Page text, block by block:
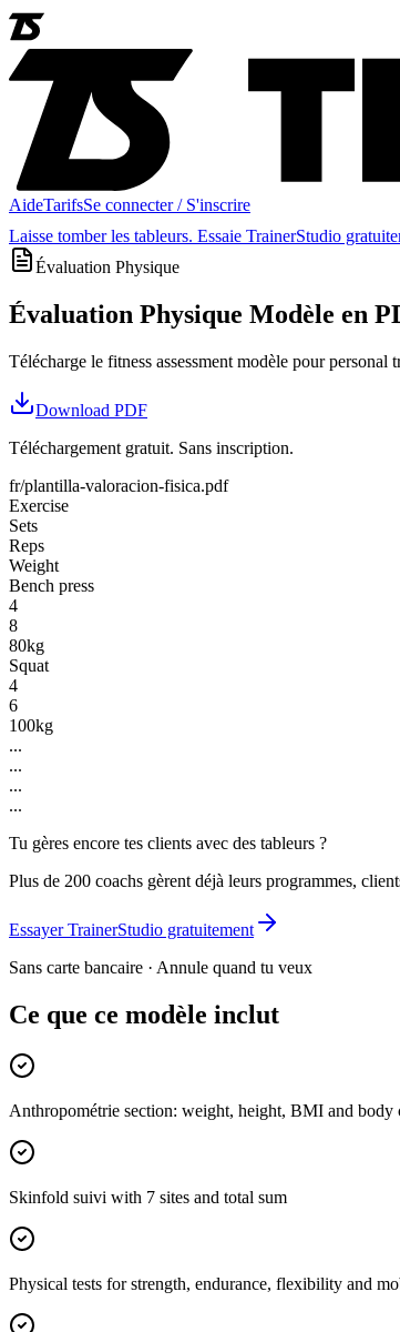
AideTarifsSe connecter / S'inscrire
Laisse tomber les tableurs. Essaie TrainerStudio
Évaluation Physique
Évaluation Physique Modèle en
Télécharge le fitness assessment modèle pour
Download PDF
Téléchargement gratuit. Sans inscription.
fr/plantilla-valoracion-fisica.pdf
Exercise
Sets
Reps
Weight
Bench press
4
8
80kg
Squat
4
6
100kg
...
...
...
...
Tu gères encore tes clients avec des tableurs ?
Plus de 200 coachs gèrent déjà leurs programmes,
Essayer TrainerStudio gratuitement
Sans carte bancaire · Annule quand tu veux
Ce que ce modèle inclut
Anthropométrie section: weight, height, BMI and body
Skinfold suivi with 7 sites and total sum
Physical tests for strength, endurance, flexibility and